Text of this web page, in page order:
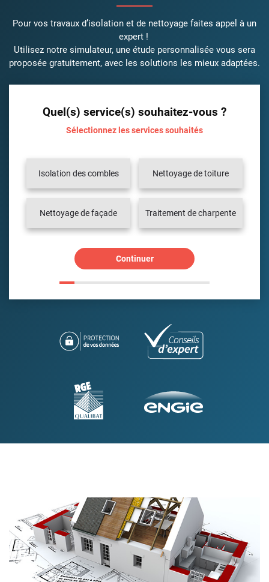
Pour vos travaux d’isolation et de nettoyage faites appel à un
expert !
Utilisez notre simulateur, une étude personnalisée vous sera
proposée gratuitement, avec les solutions les mieux adaptées.
Quel(s) service(s) souhaitez-vous ?
Sélectionnez les services souhaités
Isolation des combles Nettoyage de toiture
Nettoyage de façade Traitement de charpente
Continuer